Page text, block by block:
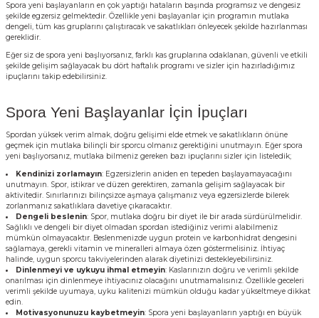
Spora yeni başlayanların en çok yaptığı hataların başında programsız ve dengesiz
şekilde egzersiz gelmektedir. Özellikle yeni başlayanlar için programın mutlaka
dengeli, tüm kas gruplarını çalıştıracak ve sakatlıkları önleyecek şekilde hazırlanması
gereklidir.
Eğer siz de spora yeni başlıyorsanız, farklı kas gruplarına odaklanan, güvenli ve etkili
şekilde gelişim sağlayacak bu dört haftalık programı ve sizler için hazırladığımız
ipuçlarını takip edebilirsiniz.
Spora Yeni Başlayanlar İçin İpuçları
Spordan yüksek verim almak, doğru gelişimi elde etmek ve sakatlıkların önüne
geçmek için mutlaka bilinçli bir sporcu olmanız gerektiğini unutmayın. Eğer spora
yeni başlıyorsanız, mutlaka bilmeniz gereken bazı ipuçlarını sizler için listeledik;
Kendinizi zorlamayın: Egzersizlerin aniden en tepeden başlayamayacağını
unutmayın. Spor, istikrar ve düzen gerektiren, zamanla gelişim sağlayacak bir
aktivitedir. Sınırlarınızı bilinçsizce aşmaya çalışmanız veya egzersizlerde bilerek
zorlanmanız sakatlıklara davetiye çıkaracaktır.
Dengeli beslenin: Spor, mutlaka doğru bir diyet ile bir arada sürdürülmelidir.
Sağlıklı ve dengeli bir diyet olmadan spordan istediğiniz verimi alabilmeniz
mümkün olmayacaktır. Beslenmenizde uygun protein ve karbonhidrat dengesini
sağlamaya, gerekli vitamin ve mineralleri almaya özen göstermelisiniz. İhtiyaç
halinde, uygun sporcu takviyelerinden alarak diyetinizi destekleyebilirsiniz.
Dinlenmeyi ve uykuyu ihmal etmeyin: Kaslarınızın doğru ve verimli şekilde
onarılması için dinlenmeye ihtiyacınız olacağını unutmamalısınız. Özellikle geceleri
verimli şekilde uyumaya, uyku kalitenizi mümkün olduğu kadar yükseltmeye dikkat
edin.
Motivasyonunuzu kaybetmeyin: Spora yeni başlayanların yaptığı en büyük